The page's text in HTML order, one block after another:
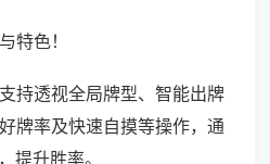
特色！
持透视全局牌型、智能出牌
牌率及快速自摸等操作，通
提升胜率。